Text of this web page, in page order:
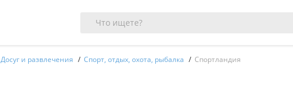
Досуг и развлечения Спорт, отдых, охота, рыбалка Спортландия